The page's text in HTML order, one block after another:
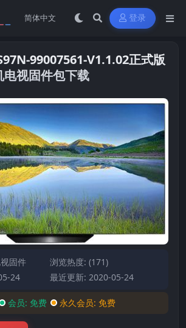
登录
99007561-V1.1.02正式版
电视固件包下载
固件
浏览热度: (171)
24
最近更新: 2020-05-24
会员: 免费 永久会员: 免费